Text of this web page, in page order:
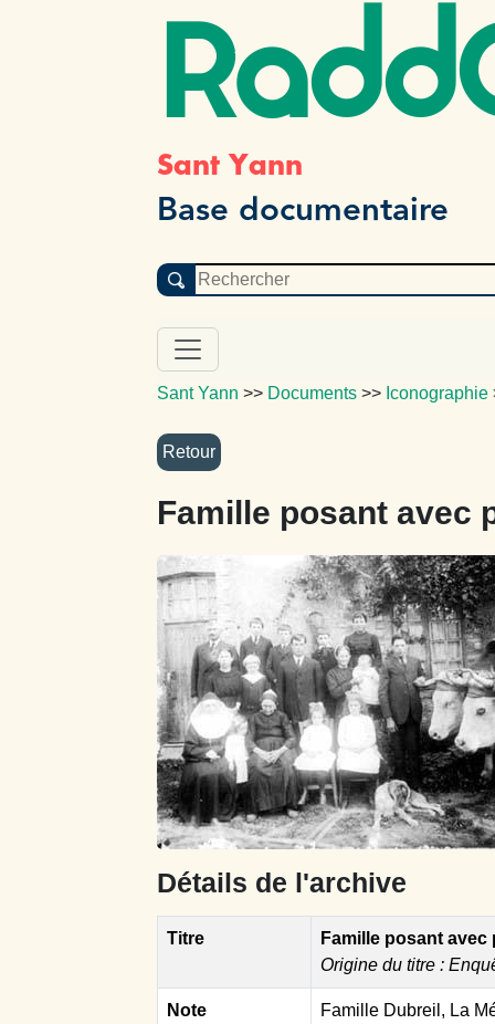
Sant Yann
Base documentaire
Sant Yann >> Documents >> Iconographie
Famille posant avec
Détails de l'archive
Titre
Famille posant avec
Origine du titre :
Note Famille Dubreil, La